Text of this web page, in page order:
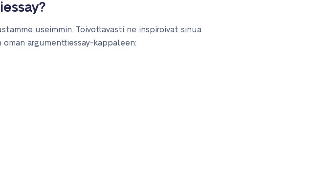
useimmin. Toivottavasti ne inspiroivat sinua
oman argumenttiessay-kappaleen: